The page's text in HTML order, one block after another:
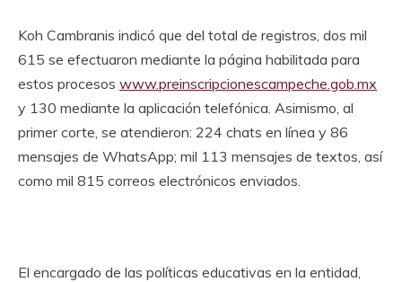
Koh Cambranis indicó que del total de registros, dos mil
615 se efectuaron mediante la página habilitada para
estos procesos www.preinscripcionescampeche.gob.mx
y 130 mediante la aplicación telefónica. Asimismo, al
primer corte, se atendieron: 224 chats en línea y 86
mensajes de WhatsApp; mil 113 mensajes de textos, así
como mil 815 correos electrónicos enviados.
El encargado de las políticas educativas en la entidad,